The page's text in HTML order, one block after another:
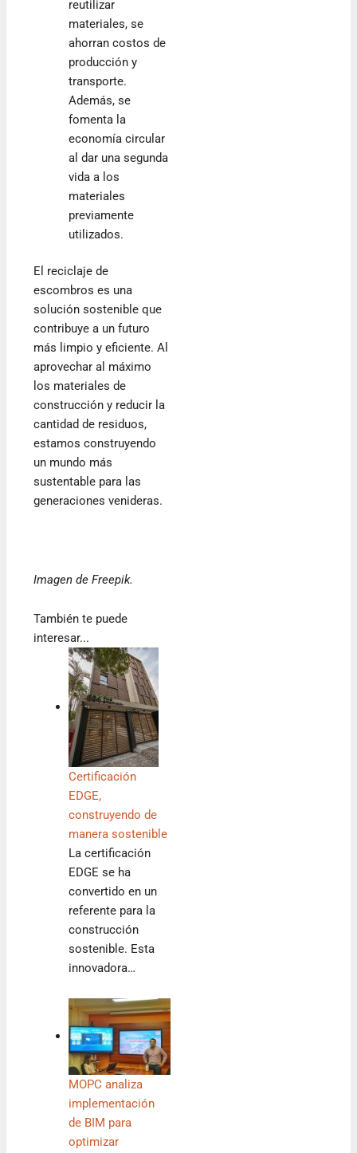
reutilizar
materiales, se
ahorran costos de
producción y
transporte.
Además, se
fomenta la
economía circular
al dar una segunda
vida a los
materiales
previamente
utilizados.
El reciclaje de
escombros es una
solución sostenible que
contribuye a un futuro
más limpio y eficiente. Al
aprovechar al máximo
los materiales de
construcción y reducir la
cantidad de residuos,
estamos construyendo
un mundo más
sustentable para las
generaciones venideras.
Imagen de Freepik.
También te puede
interesar...
Certificación
EDGE,
construyendo de
manera sostenible
La certificación
EDGE se ha
convertido en un
referente para la
construcción
sostenible. Esta
innovadora…
MOPC analiza
implementación
de BIM para
optimizar